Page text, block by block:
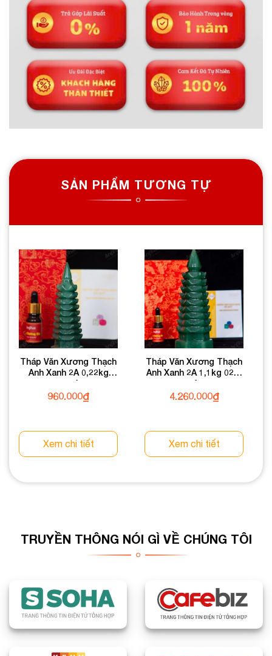
SẢN PHẨM TƯƠNG TỰ
Tháp Văn Xương Thạch
Anh Xanh 2A 0,22kg
024-0932A-0,22
960.000₫
Xem chi tiết
Tháp Văn Xương Thạch
Anh Xanh 2A 1,1kg 024-
0932A-1,1
4.260.000₫
Xem chi tiết
TRUYỀN THÔNG NÓI GÌ VỀ CHÚNG TÔI